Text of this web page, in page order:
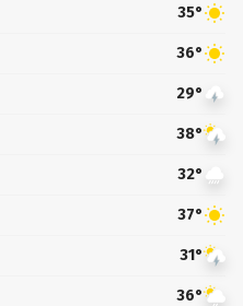
35°
36°
29°
38°
32°
37°
31°
36°